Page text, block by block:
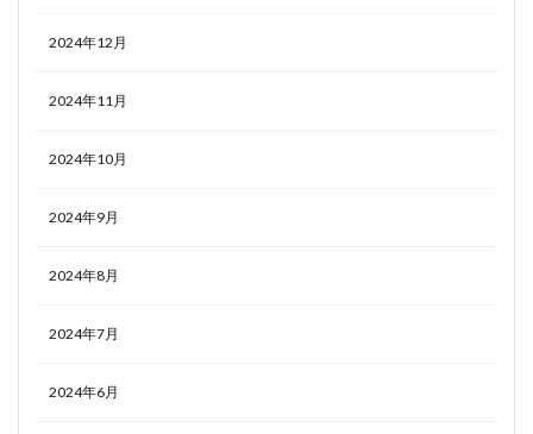
2024年12月
2024年11月
2024年10月
2024年9月
2024年8月
2024年7月
2024年6月